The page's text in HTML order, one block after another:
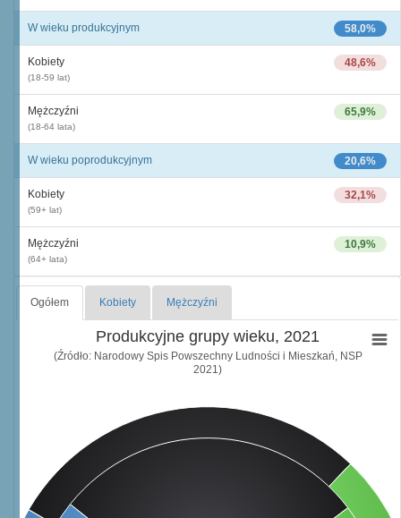
58,0%
W wieku produkcyjnym
48,6%
Kobiety
(18-59 lat)
65,9%
Mężczyźni
(18-64 lata)
20,6%
W wieku poprodukcyjnym
32,1%
Kobiety
(59+ lat)
10,9%
Mężczyźni
(64+ lata)
Ogółem Kobiety Mężczyźni
Produkcyjne grupy wieku, 2021
(Źródło: Narodowy Spis Powszechny Ludności i Mieszkań, NSP
2021)